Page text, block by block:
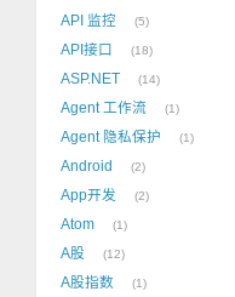
API 监控 5
API接口 18
ASP.NET 14
Agent 工作流 1
Agent 隐私保护 1
Android 2
App开发 2
Atom 1
A股 12
A股指数 1